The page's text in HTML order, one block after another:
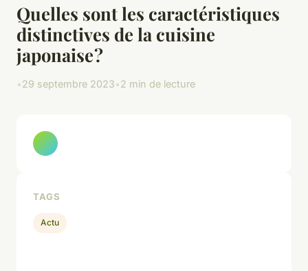
Quelles sont les caractéristiques
distinctives de la cuisine
japonaise ?
•29 septembre 2023•2 min de lecture
TAGS
Actu